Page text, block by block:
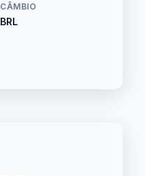
CÂMBIO
BRL